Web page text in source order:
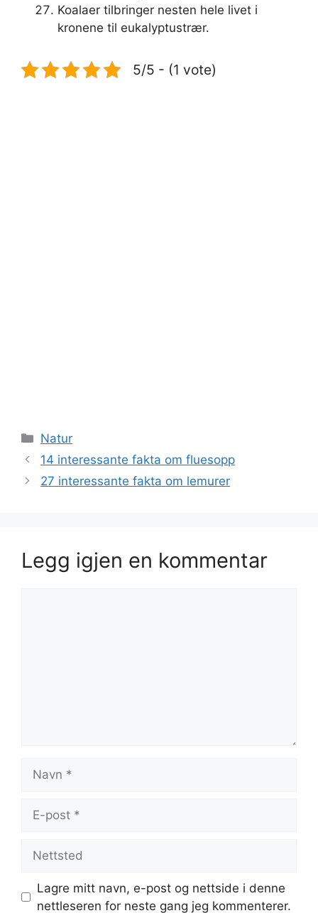
Koalaer tilbringer nesten hele livet i
kronene til eukalyptustrær.
5/5 - (1 vote)
Kategorier
Natur
14 interessante fakta om fluesopp
27 interessante fakta om lemurer
Legg igjen en kommentar
post
Lagre mitt navn, e-post og nettside i denne
nettleseren for neste gang jeg kommenterer.